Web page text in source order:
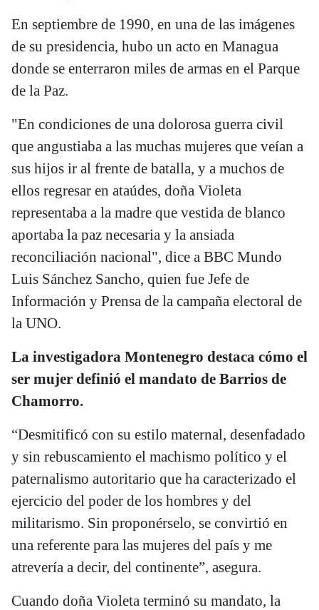
En septiembre de 1990, en una de las imágenes
de su presidencia, hubo un acto en Managua
donde se enterraron miles de armas en el Parque
de la Paz.
"En condiciones de una dolorosa guerra civil
que angustiaba a las muchas mujeres que veían a
sus hijos ir al frente de batalla, y a muchos de
ellos regresar en ataúdes, doña Violeta
representaba a la madre que vestida de blanco
aportaba la paz necesaria y la ansiada
reconciliación nacional", dice a BBC Mundo
Luis Sánchez Sancho, quien fue Jefe de
Información y Prensa de la campaña electoral de
la UNO.
La investigadora Montenegro destaca cómo el
ser mujer definió el mandato de Barrios de
Chamorro.
“Desmitificó con su estilo maternal, desenfadado
y sin rebuscamiento el machismo político y el
paternalismo autoritario que ha caracterizado el
ejercicio del poder de los hombres y del
militarismo. Sin proponérselo, se convirtió en
una referente para las mujeres del país y me
atrevería a decir, del continente”, asegura.
Cuando doña Violeta terminó su mandato, la